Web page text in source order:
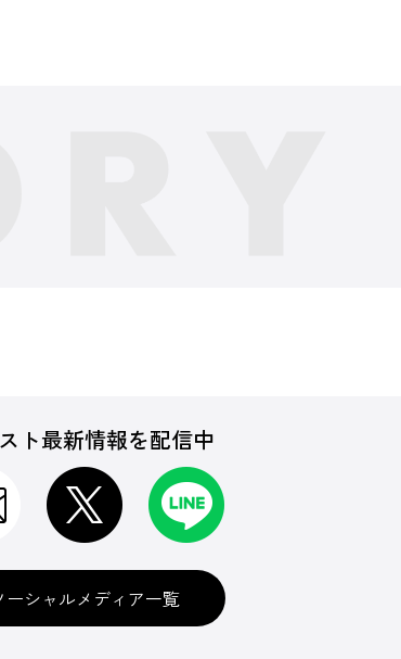
ト最新情報を配信中
ーシャルメディア一覧